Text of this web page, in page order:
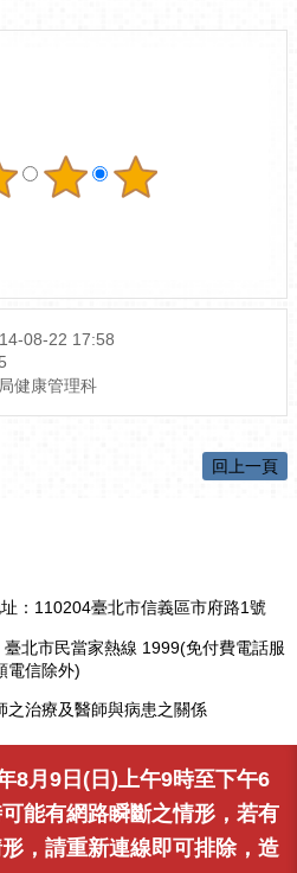
8月9日(日)上午9時至下午6
能有網路瞬斷之情形，若有
，請重新連線即可排除，造
08-22 17:58
健康管理科
回上一頁
：110204臺北市信義區市府路1號
北市民當家熱線 1999(免付費電話服
電信除外)
之治療及醫師與病患之關係